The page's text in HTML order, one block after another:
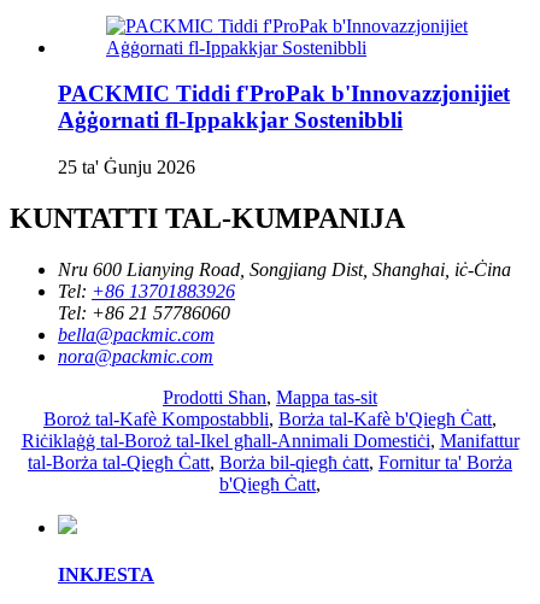
PACKMIC Tiddi f'ProPak b'Innovazzjonijiet
Aġġornati fl-Ippakkjar Sostenibbli
25 ta' Ġunju 2026
KUNTATTI TAL-KUMPANIJA
Nru 600 Lianying Road, Songjiang Dist, Shanghai, iċ-Ċina
Tel: +86 13701883926
Tel: +86 21 57786060
bella@packmic.com
nora@packmic.com
Prodotti Sħan, Mappa tas-sit
Boroż tal-Kafè Kompostabbli, Borża tal-Kafè b'Qiegħ Ċatt,
Riċiklaġġ tal-Boroż tal-Ikel għall-Annimali Domestiċi, Manifattur
tal-Borża tal-Qiegħ Ċatt, Borża bil-qiegħ ċatt, Fornitur ta' Borża
b'Qiegħ Ċatt,
INKJESTA